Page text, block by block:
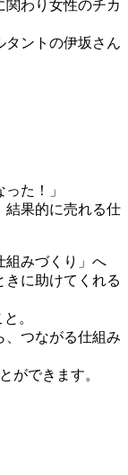
関わり女性のチカ
タントの伊坂さん
た！」
結果的に売れる仕
組みづくり」へ
きに助けてくれる
。
、つながる仕組み
ができます。